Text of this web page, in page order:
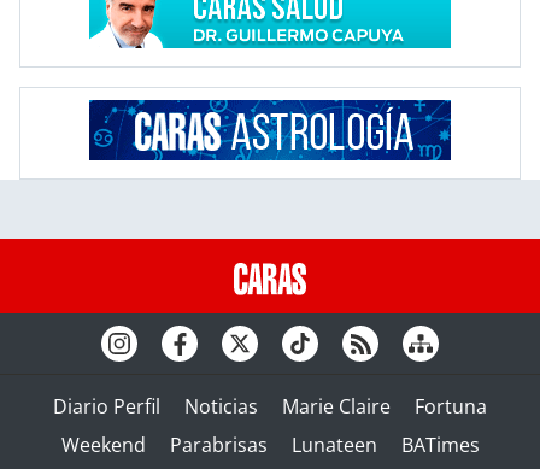
Diario Perfil Noticias Marie Claire
Fortuna
Weekend
Parabrisas Lunateen BATimes